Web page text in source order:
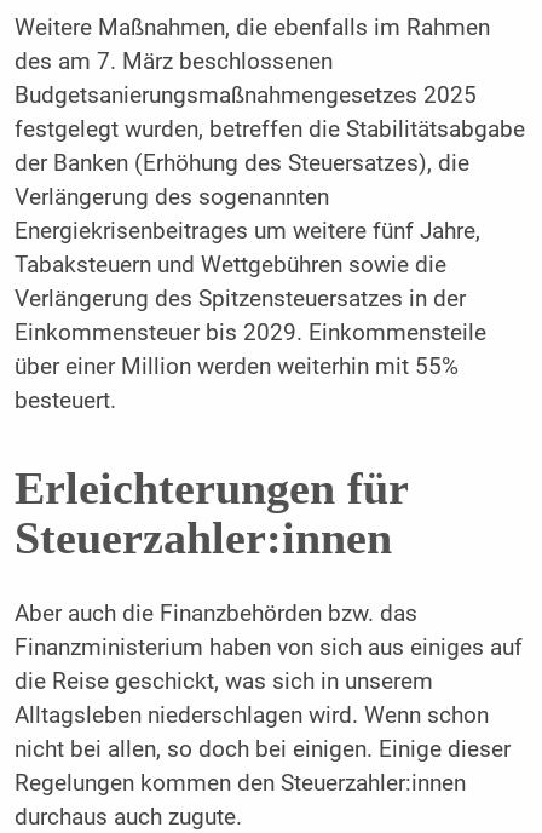
Weitere Maßnahmen, die ebenfalls im Rahmen
des am 7. März beschlossenen
Budgetsanierungsmaßnahmengesetzes 2025
festgelegt wurden, betreffen die Stabilitätsabgabe
der Banken (Erhöhung des Steuersatzes), die
Verlängerung des sogenannten
Energiekrisenbeitrages um weitere fünf Jahre,
Tabaksteuern und Wettgebühren sowie die
Verlängerung des Spitzensteuersatzes in der
Einkommensteuer bis 2029. Einkommensteile
über einer Million werden weiterhin mit 55%
besteuert.
Erleichterungen für
Steuerzahler:innen
Aber auch die Finanzbehörden bzw. das
Finanzministerium haben von sich aus einiges auf
die Reise geschickt, was sich in unserem
Alltagsleben niederschlagen wird. Wenn schon
nicht bei allen, so doch bei einigen. Einige dieser
Regelungen kommen den Steuerzahler:innen
durchaus auch zugute.